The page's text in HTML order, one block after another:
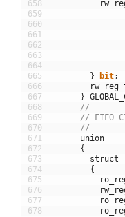
658
659
660
661
662
663
664
665
666
667
668
669
670
671
672
673
674
675
676
677
678
}
bit;
rw_reg
}
//
//
//
union
{
struct
{